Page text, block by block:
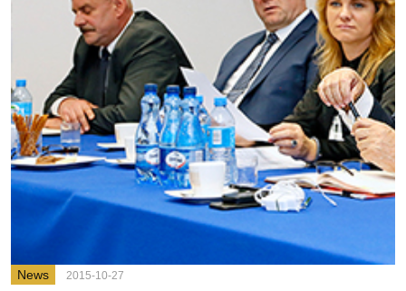
News 2015-10-27